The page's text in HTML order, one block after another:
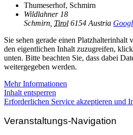
Thumeserhof, Schmirn
Wildlahner 18
Schmirn Tirol 6154 Austria
Sie sehen gerade einen Platzhalterinhalt
den eigentlichen Inhalt zuzugreifen,
unten. Bitte beachten Sie, dass dabei
weitergegeben werden.
Mehr Informationen
Inhalt entsperren
Erforderlichen Service akzeptieren und
Veranstaltungs-Navigation